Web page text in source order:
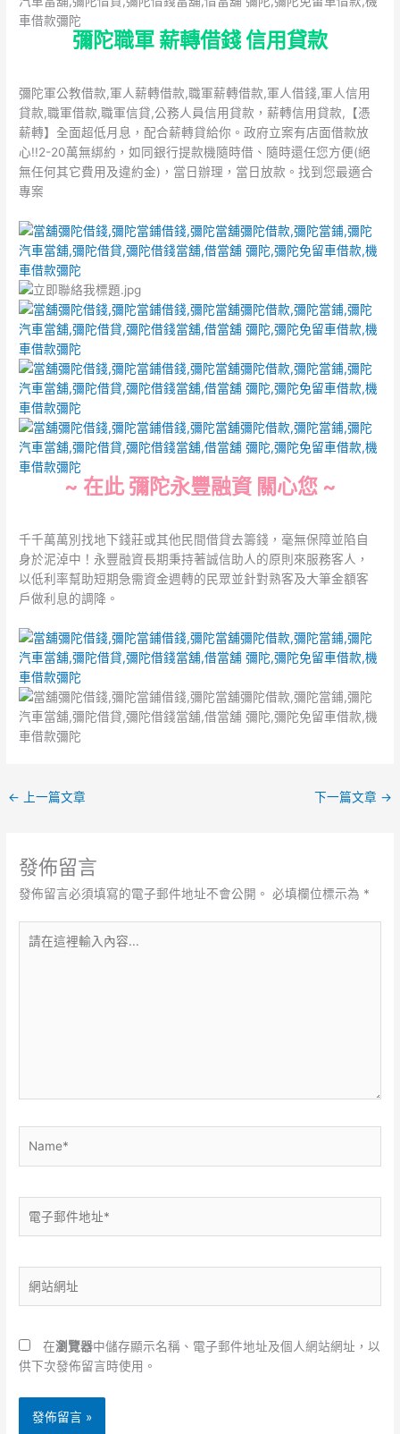
彌陀職軍 薪轉借錢 信用貸款
彌陀軍公教借款,軍人薪轉借款,職軍薪轉借款,軍人借錢,軍人信用
貸款,職軍借款,職軍信貸,公務人員信用貸款，薪轉信用貸款,【憑
薪轉】全面超低月息，配合薪轉貸給你。政府立案有店面借款放
心!!2-20萬無綁約，如同銀行提款機隨時借、隨時還任您方便(絕
無任何其它費用及違約金)，當日辦理，當日放款。找到您最適合
專案
~ 在此 彌陀永豐融資 關心您 ~
千千萬萬別找地下錢莊或其他民間借貸去籌錢，毫無保障並陷自
身於泥淖中！永豐融資長期秉持著誠信助人的原則來服務客人，
以低利率幫助短期急需資金週轉的民眾並針對熟客及大筆金額客
戶做利息的調降。
← 上一篇文章 下一篇文章 →
發佈留言
發佈留言必須填寫的電子郵件地址不會公開。 必填欄位標示為 *
在
子
件
地
址
站
在瀏覽器中儲存顯示名稱、電子郵件地址及個人網站網址，以
供下次發佈留言時使用。